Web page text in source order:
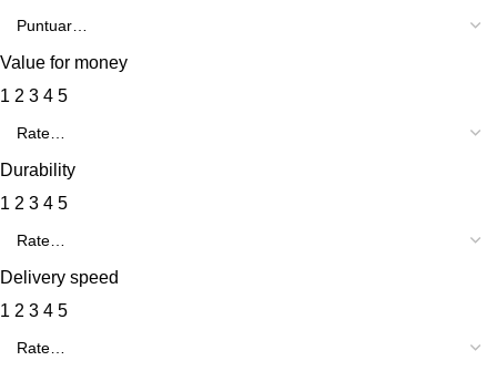
Value for money
1 2 3 4 5
Durability
1 2 3 4 5
Delivery speed
1 2 3 4 5